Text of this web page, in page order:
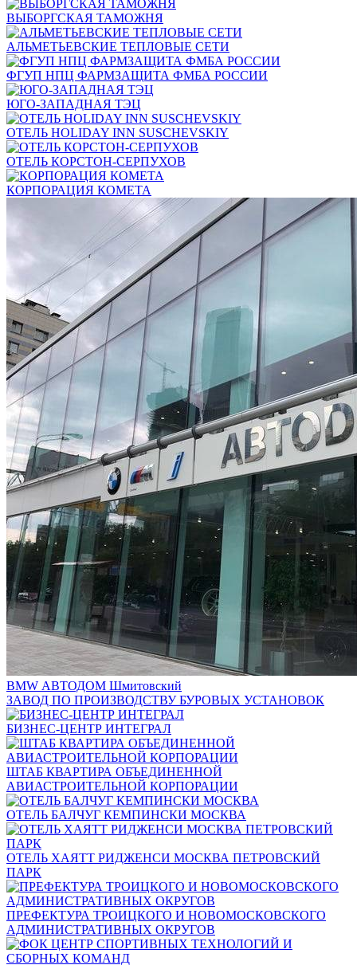
ВЫБОРГСКАЯ ТАМОЖНЯ
АЛЬМЕТЬЕВСКИЕ ТЕПЛОВЫЕ СЕТИ
ФГУП НПЦ ФАРМЗАЩИТА ФМБА РОССИИ
ЮГО-ЗАПАДНАЯ ТЭЦ
ОТЕЛЬ HOLIDAY INN SUSCHEVSKIY
ОТЕЛЬ КОРСТОН-СЕРПУХОВ
КОРПОРАЦИЯ КОМЕТА
BMW АВТОДОМ Шмитовский
ЗАВОД ПО ПРОИЗВОДСТВУ БУРОВЫХ УСТАНОВОК
БИЗНЕС-ЦЕНТР ИНТЕГРАЛ
ШТАБ КВАРТИРА ОБЪЕДИНЕННОЙ
АВИАСТРОИТЕЛЬНОЙ КОРПОРАЦИИ
ОТЕЛЬ БАЛЧУГ КЕМПИНСКИ МОСКВА
ОТЕЛЬ ХАЯТТ РИДЖЕНСИ МОСКВА ПЕТРОВСКИЙ
ПАРК
ПРЕФЕКТУРА ТРОИЦКОГО И НОВОМОСКОВСКОГО
АДМИНИСТРАТИВНЫХ ОКРУГОВ